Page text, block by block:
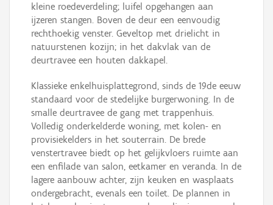
kleine roedeverdeling; luifel opgehangen aan
ijzeren stangen. Boven de deur een eenvoudig
rechthoekig venster. Geveltop met drielicht in
natuurstenen kozijn; in het dakvlak van de
deurtravee een houten dakkapel.
Klassieke enkelhuisplattegrond, sinds de 19de eeuw
standaard voor de stedelijke burgerwoning. In de
smalle deurtravee de gang met trappenhuis.
Volledig onderkelderde woning, met kolen- en
provisiekelders in het souterrain. De brede
venstertravee biedt op het gelijkvloers ruimte aan
een enfilade van salon, eetkamer en veranda. In de
lagere aanbouw achter, zijn keuken en wasplaats
ondergebracht, evenals een toilet. De plannen in